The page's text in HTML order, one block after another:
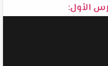
الأول: